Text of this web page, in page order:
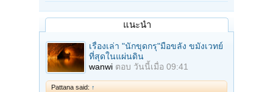
แนะนำ
เรื่องเล่า "นักขุดกรุ"มือขลัง ขมังเวทย์
ที่สุดในแผ่นดิน
wanwi ตอบ วันนี้เมื่อ 09:41
Pattana said: ↑